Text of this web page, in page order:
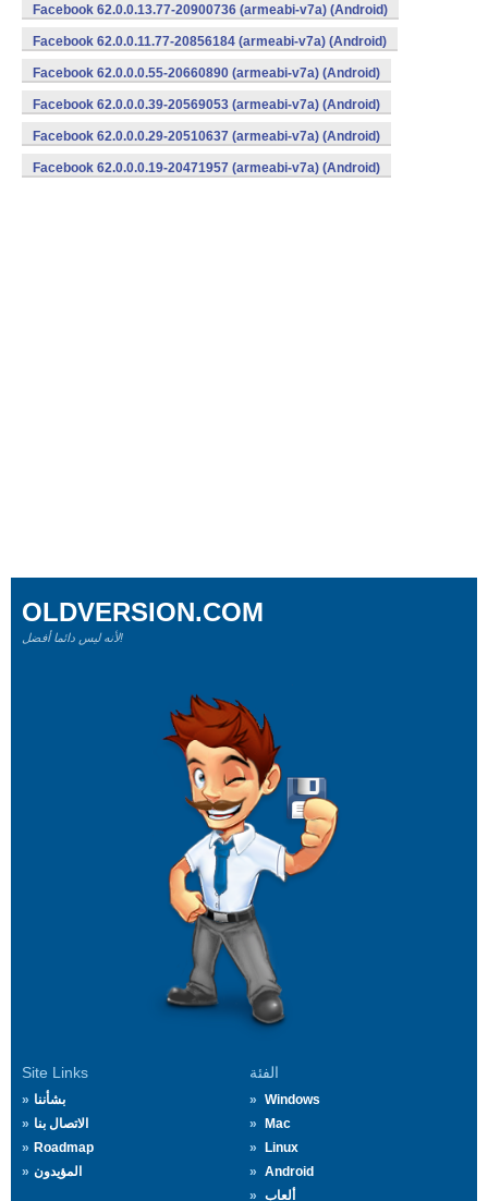
Facebook 62.0.0.13.77-20900736 (armeabi-v7a) (Android)
Facebook 62.0.0.11.77-20856184 (armeabi-v7a) (Android)
Facebook 62.0.0.0.55-20660890 (armeabi-v7a) (Android)
Facebook 62.0.0.0.39-20569053 (armeabi-v7a) (Android)
Facebook 62.0.0.0.29-20510637 (armeabi-v7a) (Android)
Facebook 62.0.0.0.19-20471957 (armeabi-v7a) (Android)
Site Links
بشأننا
الاتصال بنا
Roadmap
المؤيدون
الفئة
Windows
Mac
Linux
Android
ألعاب
OLDVERSION.COM
لأنه ليس دائما أفضل!